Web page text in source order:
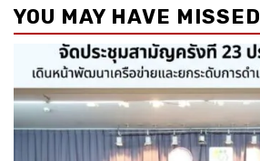
YOU MAY HAVE MISSED